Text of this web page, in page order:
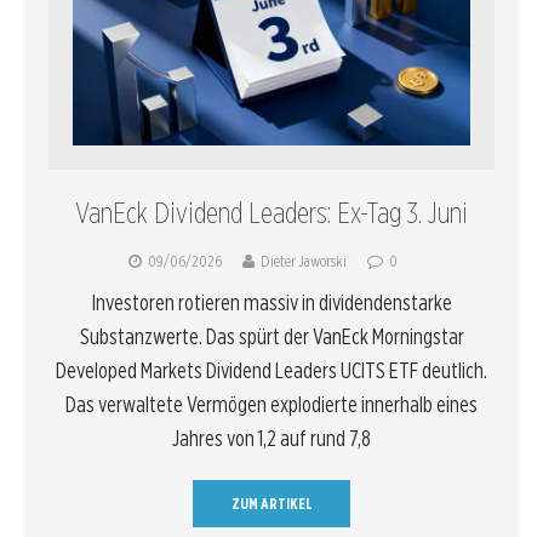
VanEck Dividend Leaders: Ex-Tag 3. Juni
09/06/2026 Dieter Jaworski 0
Investoren rotieren massiv in dividendenstarke
Substanzwerte. Das spürt der VanEck Morningstar
Developed Markets Dividend Leaders UCITS ETF deutlich.
Das verwaltete Vermögen explodierte innerhalb eines
Jahres von 1,2 auf rund 7,8
ZUM ARTIKEL